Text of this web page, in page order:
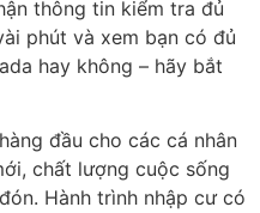
thông tin kiểm tra đủ
phút và xem bạn có đủ
hay không – hãy bắt
đầu cho các cá nhân
chất lượng cuộc sống
Hành trình nhập cư có